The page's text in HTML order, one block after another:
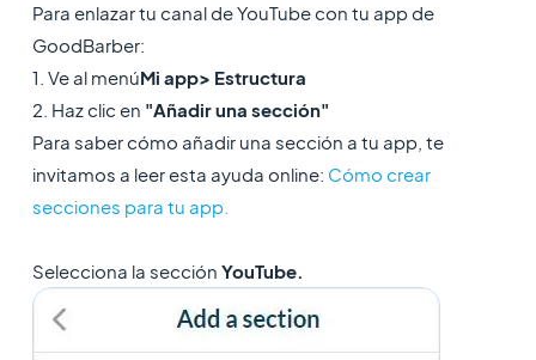
Para enlazar tu canal de YouTube con tu app de
GoodBarber:
1. Ve al menúMi app> Estructura
2. Haz clic en "Añadir una sección"
Para saber cómo añadir una sección a tu app, te
invitamos a leer esta ayuda online: Cómo crear
secciones para tu app.
Selecciona la sección YouTube.